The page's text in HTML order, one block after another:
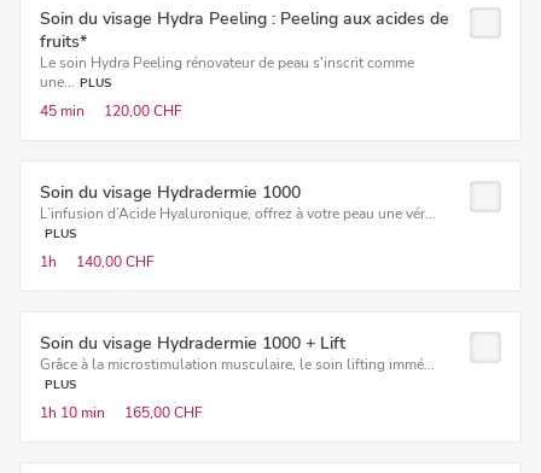
Soin du visage Hydra Peeling : Peeling aux acides de
fruits*
Le soin Hydra Peeling rénovateur de peau s'inscrit comme
une... PLUS
45 min 120,00 CHF
Soin du visage Hydradermie 1000
L’infusion d’Acide Hyaluronique, offrez à votre peau une vér...
PLUS
1h 140,00 CHF
Soin du visage Hydradermie 1000 + Lift
Grâce à la microstimulation musculaire, le soin lifting immé...
PLUS
1h 10 min 165,00 CHF